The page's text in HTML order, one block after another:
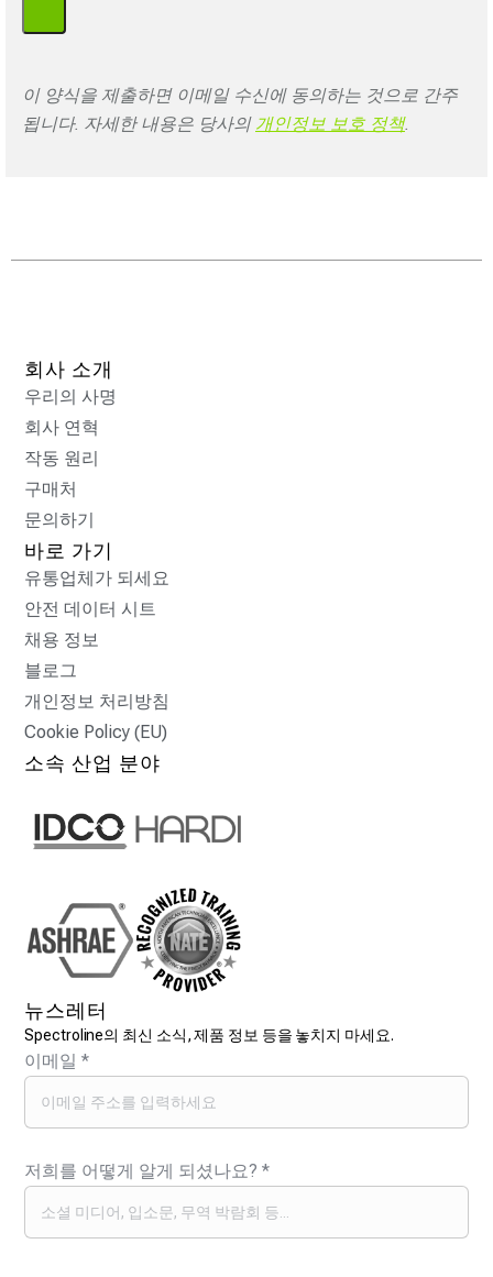
이 양식을 제출하면 이메일 수신에 동의하는 것으로 간주
됩니다. 자세한 내용은 당사의 개인정보 보호 정책.
회사 소개
우리의 사명
회사 연혁
작동 원리
구매처
문의하기
바로 가기
유통업체가 되세요
안전 데이터 시트
채용 정보
블로그
개인정보 처리방침
Cookie Policy (EU)
소속 산업 분야
뉴스레터
Spectroline의 최신 소식, 제품 정보 등을 놓치지 마세요.
이메일*
저희를 어떻게 알게 되셨나요?*